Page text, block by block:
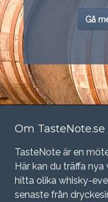
Gå
Om TasteNote.se
TasteNote är en
Här kan du träffa nya
hitta olika whisky-
senaste från